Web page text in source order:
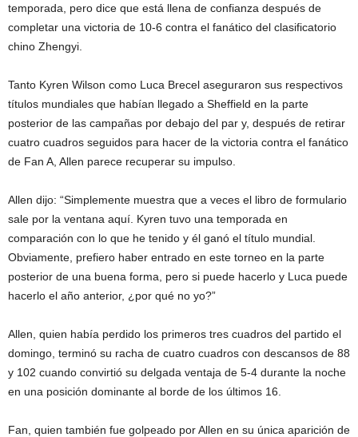
temporada, pero dice que está llena de confianza después de
completar una victoria de 10-6 contra el fanático del clasificatorio
chino Zhengyi.
Tanto Kyren Wilson como Luca Brecel aseguraron sus respectivos
títulos mundiales que habían llegado a Sheffield en la parte
posterior de las campañas por debajo del par y, después de retirar
cuatro cuadros seguidos para hacer de la victoria contra el fanático
de Fan A, Allen parece recuperar su impulso.
Allen dijo: “Simplemente muestra que a veces el libro de formulario
sale por la ventana aquí. Kyren tuvo una temporada en
comparación con lo que he tenido y él ganó el título mundial.
Obviamente, prefiero haber entrado en este torneo en la parte
posterior de una buena forma, pero si puede hacerlo y Luca puede
hacerlo el año anterior, ¿por qué no yo?”
Allen, quien había perdido los primeros tres cuadros del partido el
domingo, terminó su racha de cuatro cuadros con descansos de 88
y 102 cuando convirtió su delgada ventaja de 5-4 durante la noche
en una posición dominante al borde de los últimos 16.
Fan, quien también fue golpeado por Allen en su única aparición de